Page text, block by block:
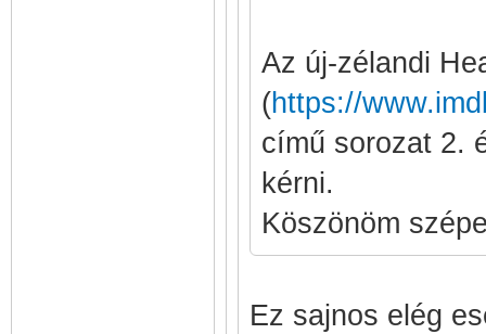
Az új-zélandi
(https://
című sorozat 2.
kérni.
Köszönöm
Ez sajnos elég